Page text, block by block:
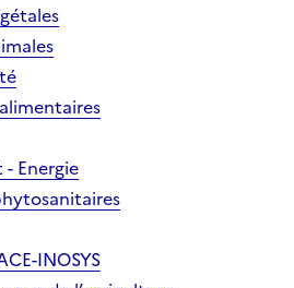
Energie
INOSYS